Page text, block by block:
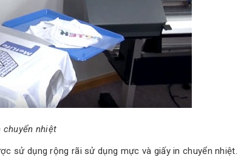
chuyển nhiệt
sử dụng rộng rãi sử dụng mực và giấy in chuyển nhiệt.